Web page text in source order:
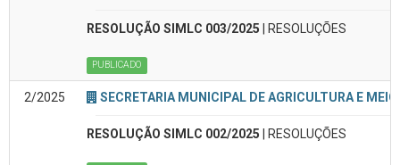
RESOLUÇÃO SIMLC 003/2025 | RESOLUÇÕES
PUBLICADO
2/2025 SECRETARIA MUNICIPAL DE AGRICULTURA E
RESOLUÇÃO SIMLC 002/2025 | RESOLUÇÕES